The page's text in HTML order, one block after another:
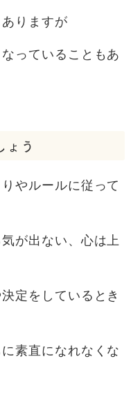
りますが
っていることもあ
ょう
やルールに従って
が出ない、心は上
定をしているとき
素直になれなくな